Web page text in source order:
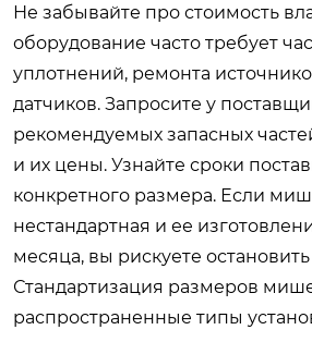
Не забывайте про стоимость
оборудование часто требует
уплотнений, ремонта
датчиков. Запросите у
рекомендуемых запасных
и их цены. Узнайте сроки
конкретного размера. Если
нестандартная и ее
месяца, вы рискуете
Стандартизация размеров
распространенные типы